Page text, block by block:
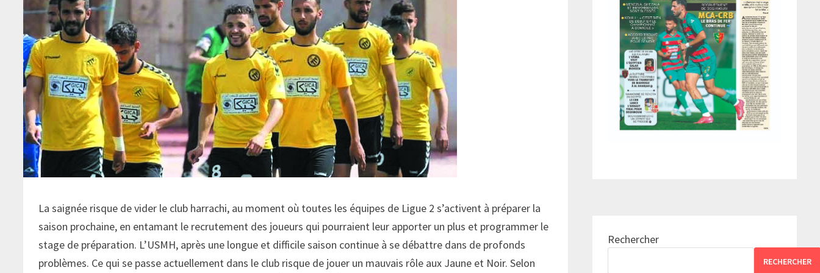
La saignée risque de vider le club harrachi, au moment où toutes les équipes de Ligue 2 s’activent à préparer la
saison prochaine, en entamant le recrutement des joueurs qui pourraient leur apporter un plus et programmer le
stage de préparation. L’USMH, après une longue et difficile saison continue à se débattre dans de profonds
problèmes. Ce qui se passe actuellement dans le club risque de jouer un mauvais rôle aux Jaune et Noir. Selon
Rechercher
RECHERCHER